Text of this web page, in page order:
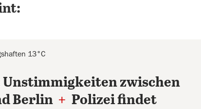
13°C
Unstimmigkeiten zwischen
Berlin + Polizei findet